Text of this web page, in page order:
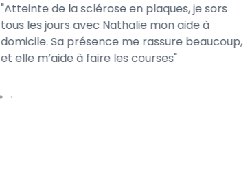
Atteinte de la sclérose en plaques, je sors
tous les jours avec Nathalie mon aide à
domicile. Sa présence me rassure beaucoup,
et elle m’aide à faire les courses